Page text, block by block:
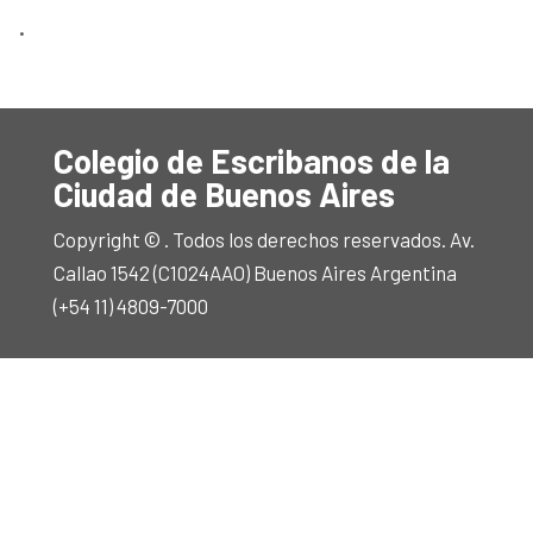
.
Colegio de Escribanos de la
Ciudad de Buenos Aires
Copyright © . Todos los derechos reservados. Av.
Callao 1542 (C1024AAO) Buenos Aires Argentina
(+54 11) 4809-7000